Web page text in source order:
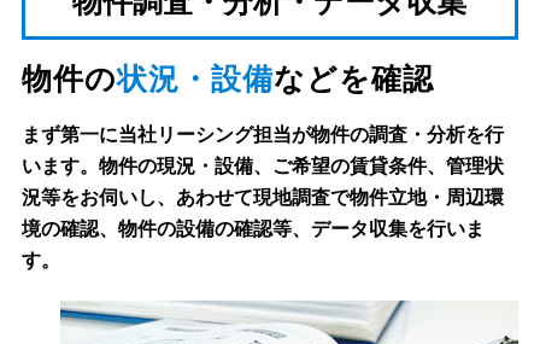
物件の状況・設備などを確認
まず第一に当社リーシング担当が物件の調査・分析を行
います。物件の現況・設備、ご希望の賃貸条件、管理状
況等をお伺いし、あわせて現地調査で物件立地・周辺環
境の確認、物件の設備の確認等、データ収集を行いま
す。